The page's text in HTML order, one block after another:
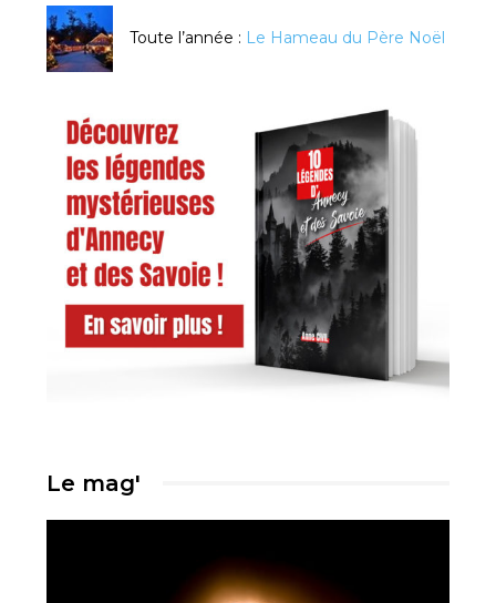
Toute l’année : Le Hameau du Père Noël
Le mag'